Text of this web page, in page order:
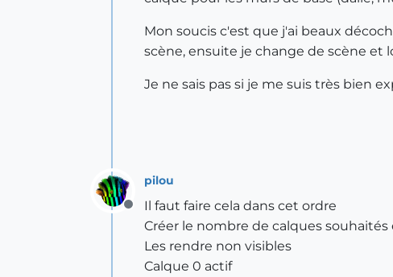
Mon soucis c'est que j'ai beaux
scène, ensuite je change de scène et
Je ne sais pas si je me suis très bien
Offline
pilou
Il faut faire cela dans cet ordre
Créer le nombre de calques
Les rendre non visibles
Calque 0 actif